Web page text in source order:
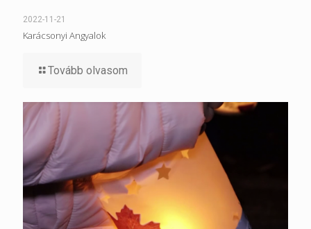
2022-11-21
Karácsonyi Angyalok
Tovább olvasom